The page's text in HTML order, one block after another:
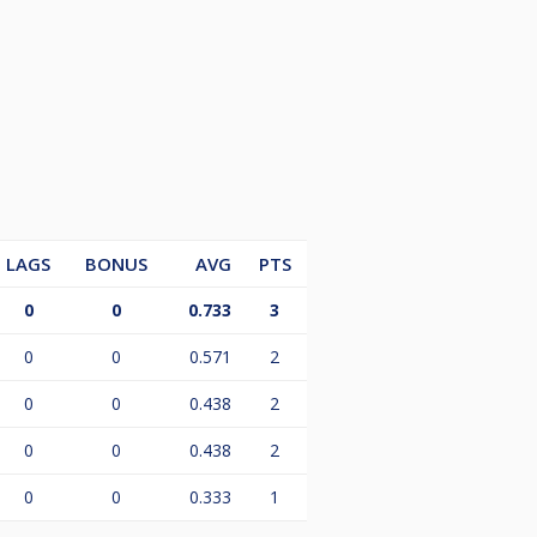
Afhankelijk van het aantal
LAGS BONUS AVG
PTS
0 0 0.733 3
0 0 0.571 2
0 0 0.438 2
0 0 0.438 2
0 0 0.333 1